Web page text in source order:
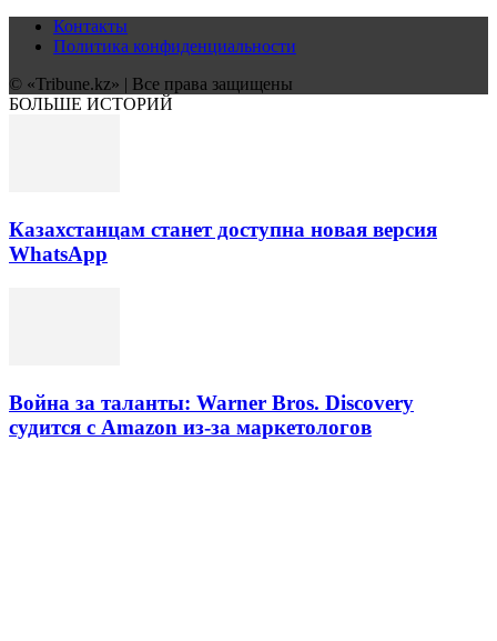
Контакты
Политика конфиденциальности
© «Tribune.kz» | Все права защищены
БОЛЬШЕ ИСТОРИЙ
Казахстанцам станет доступна новая версия
WhatsApp
Война за таланты: Warner Bros. Discovery
судится с Amazon из-за маркетологов